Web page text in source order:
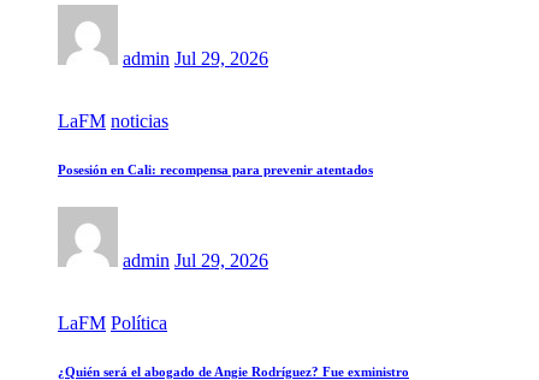
admin Jul 29, 2026
LaFM noticias
Posesión en Cali: recompensa para prevenir atentados
admin Jul 29, 2026
LaFM Política
¿Quién será el abogado de Angie Rodríguez? Fue exministro